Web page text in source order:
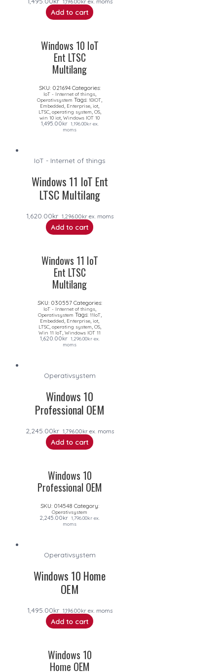
1,196.00krex. moms
Add to cart
Windows 10 IoT
Ent LTSC
Multilang
SKU: 021694 Categories:
IoT - Internet of things,
Operativsystem Tags: 10IOT,
Embedded, Enterprise, iot,
LTSC, operating system, OS,
win 10 iot, Windows IOT 10
1,495.00kr 1,196.00krex.
moms
IoT - Internet of things
Windows 11 IoT Ent
LTSC Multilang
1,620.00kr 1,296.00krex. moms
Add to cart
Windows 11 IoT
Ent LTSC
Multilang
SKU: 030557 Categories:
IoT - Internet of things,
Operativsystem Tags: 11IoT,
Embedded Enterprise iot
LTSC, operating system OS,
Win 11 IoT Windows IOT 11
1,620.00kr 1,296.00krex.
moms
Operativsystem
Windows 10
Professional OEM
2,245.00kr 1,796.00krex. moms
Add to cart
Windows 10
Professional OEM
SKU: 014548 Category:
Operativsystem
2,245.00kr 1,796.00kr ex.
moms
Operativsystem
Windows 10 Home
OEM
1,495.00kr 1,196.00krex. moms
Add to cart
Windows 10
Home OEM